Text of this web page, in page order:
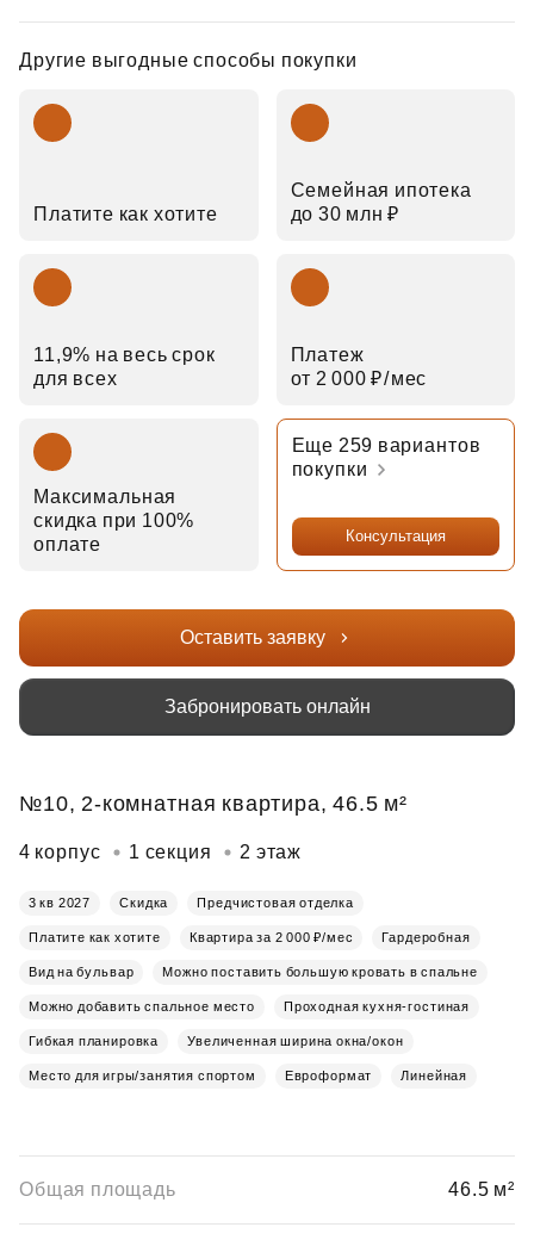
Другие выгодные способы покупки
Платите как хотите
Семейная ипотека
до 30 млн ₽
11,9% на весь срок
для всех
Платеж
от 2 000 ₽⁠/⁠мес
Максимальная
скидка при 100%
оплате
Еще 259 вариантов
покупки
Консультация
Оставить заявку
Забронировать онлайн
№10, 2-комнатная квартира, 46.5 м²
4 корпус 1 секция 2 этаж
3 кв 2027 Скидка Предчистовая отделка
Платите как хотите Квартира за 2 000 ₽/мес Гардеробная
Вид на бульвар Можно поставить большую кровать в спальне
Можно добавить спальное место Проходная кухня-гостиная
Гибкая планировка Увеличенная ширина окна/окон
Место для игры/занятия спортом Евроформат Линейная
Общая площадь 46.5 м²